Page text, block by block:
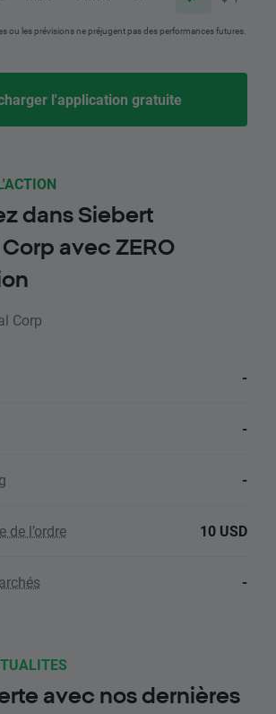
ou les prévisions ne préjugent pas des performances futures.
l'application gratuite
dans Siebert
avec ZERO
Corp
-
-
-
de l’ordre 10 USD
-
avec nos dernières